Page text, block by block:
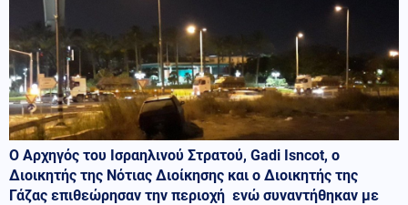
Ο Αρχηγός του Ισραηλινού Στρατού, Gadi Isncot, ο
Διοικητής της Νότιας Διοίκησης και ο Διοικητής της
Γάζας επιθεώρησαν την περιοχή ενώ συναντήθηκαν με